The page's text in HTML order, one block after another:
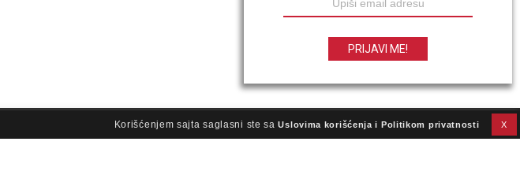
Korišćenjem sajta saglasni ste saUslovima korišćenja i Politikom privatnosti X